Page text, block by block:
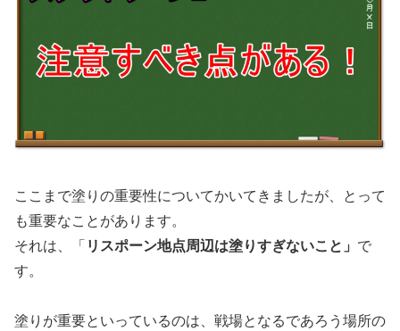
ここまで塗りの重要性についてかいてきましたが、とって
も重要なことがあります。
それは、「 リスポーン地点周辺は塗りすぎないこと」 で
す。
塗りが重要といっているのは、戦場となるであろう場所の